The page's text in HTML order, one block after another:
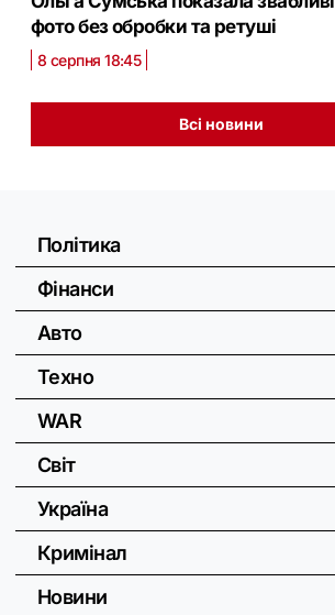
фото без обробки та ретуші
8 серпня 18:45
Всі новини
Політика
Фінанси
Авто
Техно
WAR
Світ
Україна
Кримінал
Новини